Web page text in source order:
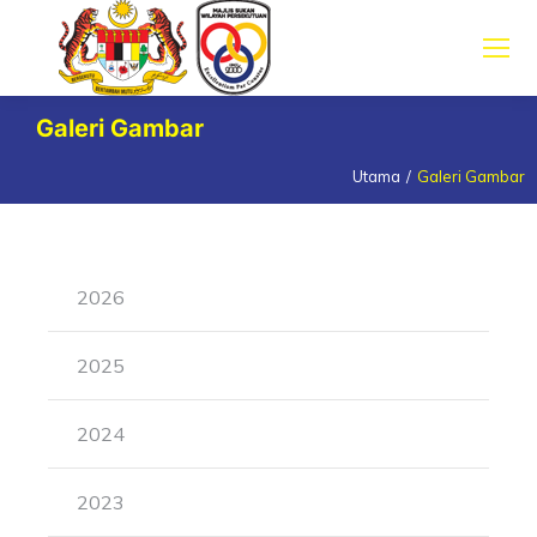
Galeri Gambar
Utama Galeri Gambar
2026
2025
2024
2023